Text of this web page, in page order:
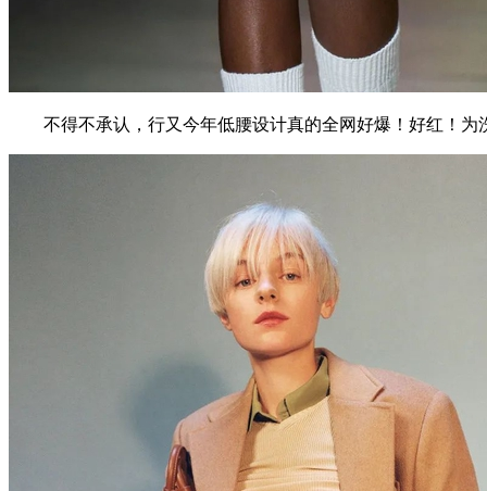
不得不承认，行又今年低腰设计真的全网好爆！好红！为